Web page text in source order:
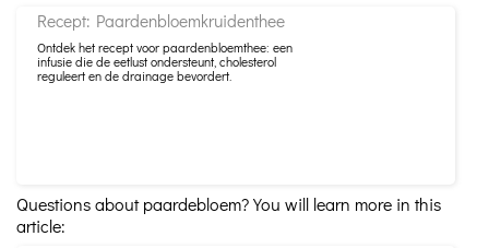
Recept: Paardenbloemkruidenthee
Ontdek het recept voor paardenbloemthee: een
infusie die de eetlust ondersteunt, cholesterol
reguleert en de drainage bevordert.
Questions about paardebloem? You will learn more in this
article: